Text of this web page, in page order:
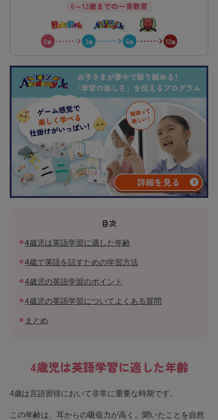
0～12歳までの一貫教育
目次
4歳児は英語学習に適した年齢
4歳で英語を話すための学習方法
4歳児の英語学習のポイント
4歳児の英語学習についてよくある質問
まとめ
4歳児は英語学習に適した年齢
4歳は言語習得において非常に重要な時期です。
この年齢は、耳からの吸収力が高く、聞いたことを自然